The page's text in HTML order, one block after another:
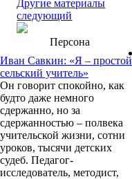
Другие материалы
следующий
Персона
Иван Савкин: «Я – простой
сельский учитель»
Он говорит спокойно, как
будто даже немного
сдержанно, но за
сдержанностью – полвека
учительской жизни, сотни
уроков, тысячи детских
судеб. Педагог-
исследователь, методист,